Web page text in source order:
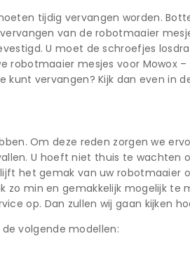
tijdig vervangen worden.
van de robotmaaier
U moet de schroefjes
robotmaaier mesjes voor Mowox
vervangen? Kijk dan even in
Om deze reden zorgen we
U hoeft niet thuis te
het gemak van uw robotmaaier
min en gemakkelijk mogelijk te
op. Dan zullen wij gaan kijken
volgende modellen: